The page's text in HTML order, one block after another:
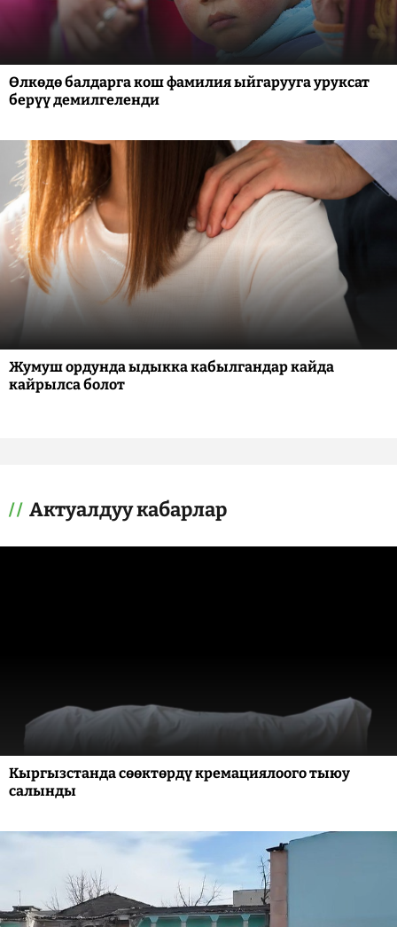
Өлкөдө балдарга кош фамилия ыйгарууга уруксат
берүү демилгеленди
Жумуш ордунда ыдыкка кабылгандар кайда
кайрылса болот
Актуалдуу кабарлар
Кыргызстанда сөөктөрдү кремациялоого тыюу
салынды